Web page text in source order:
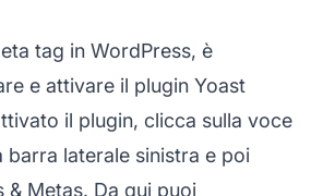
tag in WordPress, è
e attivare il plugin Yoast
il plugin, clicca sulla voce
barra laterale sinistra e poi
& Metas. Da qui puoi